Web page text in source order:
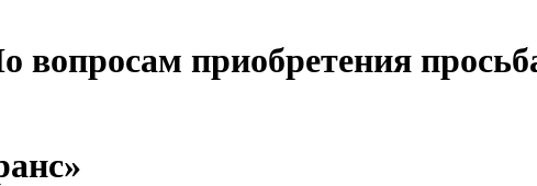
приобретения